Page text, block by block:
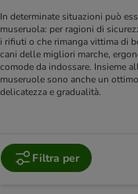
In determinate situazioni può
museruola: per ragioni di
i rifiuti o che rimanga vittima di
cani delle migliori marche,
comode da indossare. Insieme
museruole sono anche un
delicatezza e gradualità.
Filtra per